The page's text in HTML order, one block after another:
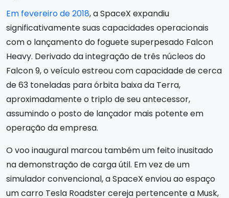
Em fevereiro de 2018, a SpaceX expandiu
significativamente suas capacidades operacionais
com o lançamento do foguete superpesado Falcon
Heavy. Derivado da integração de três núcleos do
Falcon 9, o veículo estreou com capacidade de cerca
de 63 toneladas para órbita baixa da Terra,
aproximadamente o triplo de seu antecessor,
assumindo o posto de lançador mais potente em
operação da empresa.
O voo inaugural marcou também um feito inusitado
na demonstração de carga útil. Em vez de um
simulador convencional, a SpaceX enviou ao espaço
um carro Tesla Roadster cereja pertencente a Musk,